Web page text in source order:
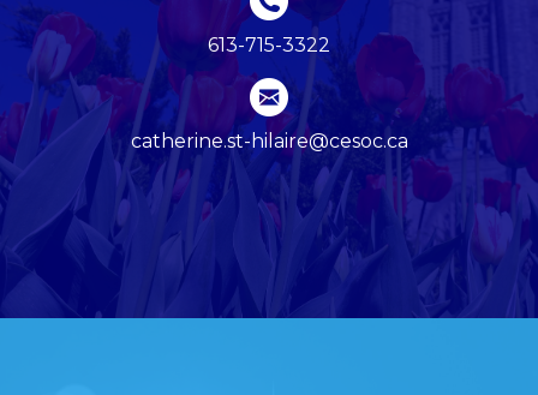
613-715-3322
catherine.st-hilaire@cesoc.ca